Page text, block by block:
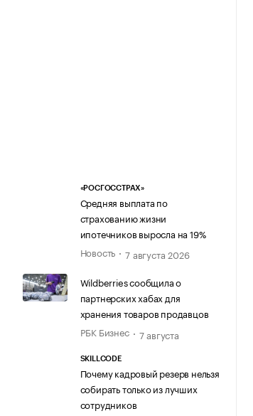
«РОСГОССТРАХ»
Средняя выплата по
страхованию жизни
ипотечников выросла на 19%
Новость
7 августа 2026
Wildberries сообщила о
партнерских хабах для
хранения товаров продавцов
РБК Бизнес
7 августа
SKILLCODE
Почему кадровый резерв нельзя
собирать только из лучших
сотрудников